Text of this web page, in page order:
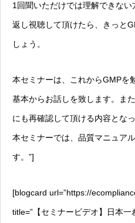
1回聞いただけでは理解できな
返し視聴して頂けたら、きっと
しょう。
本セミナーは、これからGMPを
基本からお話しを致します。ま
にも再確認して頂ける内容となっ
本セミナーでは、品質マニュア
す。”]
[blogcard url=”https://
title=”【セミナービデオ】日本